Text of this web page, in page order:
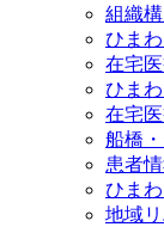
組織
ひま
在宅
ひま
在宅
船橋
患者
ひま
地域